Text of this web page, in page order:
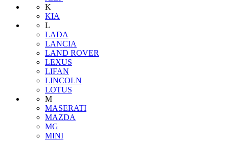
K
KIA
L
LADA
LANCIA
LAND ROVER
LEXUS
LIFAN
LINCOLN
LOTUS
M
MASERATI
MAZDA
MG
MINI